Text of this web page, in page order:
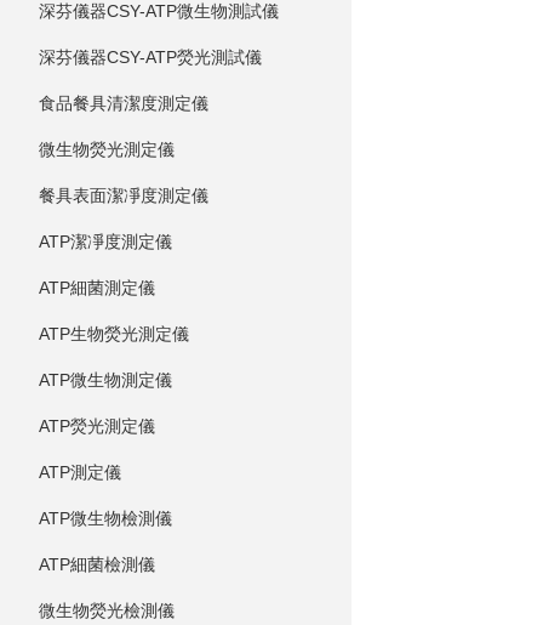
深芬儀器CSY-ATP微生物測試儀
深芬儀器CSY-ATP熒光測試儀
食品餐具清潔度測定儀
微生物熒光測定儀
餐具表面潔凈度測定儀
ATP潔凈度測定儀
ATP細菌測定儀
ATP生物熒光測定儀
ATP微生物測定儀
ATP熒光測定儀
ATP測定儀
ATP微生物檢測儀
ATP細菌檢測儀
微生物熒光檢測儀